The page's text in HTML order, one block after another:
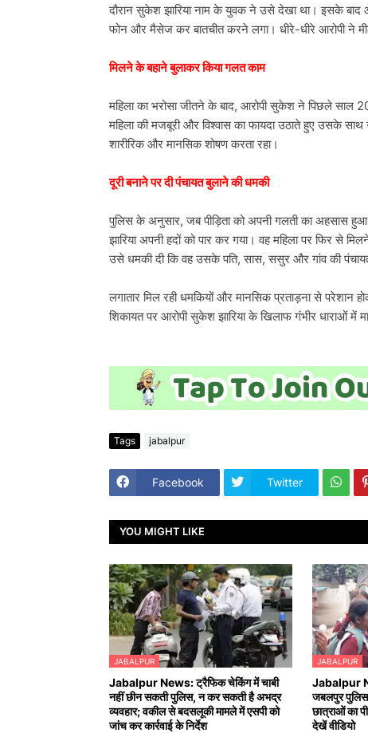
दौरान सुकेश झारिया नाम के युवक ने उसे देखा था। इसके बाद
फोन और मैसेज कर बातचीत करने लगा। धीरे-धीरे आरोपी ने
मिलने के बहाने बुलाकर किया गलत काम
महिला का भरोसा जीतने के बाद, आरोपी सुकेश ने पिछले साल
महिला की मजबूरी और विश्वास का फायदा उठाते हुए उसके
शारीरिक और मानसिक शोषण करता रहा।
दूरी बनाने पर दी पंचायत बुलाने की धमकी
पुलिस के अनुसार, जब पीड़िता को अपनी गलती का अहसास
झारिया अपनी हदों को पार कर गया। वह महिला पर फिर से
उसे धमकी दी कि वह उसके पति, सास, ससुर और गांव की
लगातार मिल रही धमकियों और मानसिक प्रताड़ना से परेशान
शिकायत पर आरोपी सुकेश झारिया के खिलाफ गंभीर धाराओं
Tags jabalpur
Facebook Twitter
YOU MIGHT LIKE
JABALPUR
Jabalpur News: ट्रैफिक चेकिंग में चाबी
नहीं छीन सकती पुलिस, न कर सकती है अभद्र
व्यवहार; वकील से बदसलूकी मामले में एसपी को
जांच कर कार्रवाई के निर्देश
JABALPUR
Jabalpur
जबलपुर पुलिस
छात्राओं का
देखें वीडियो